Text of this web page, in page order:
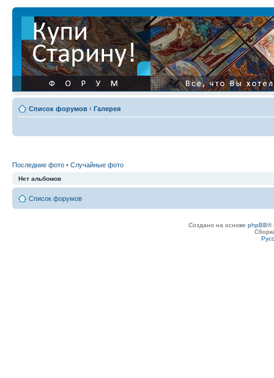
Список форумов ‹ Галерея
Последние фото • Случайные фото
Нет альбомов
Список форумов
Создано на основе phpBB®